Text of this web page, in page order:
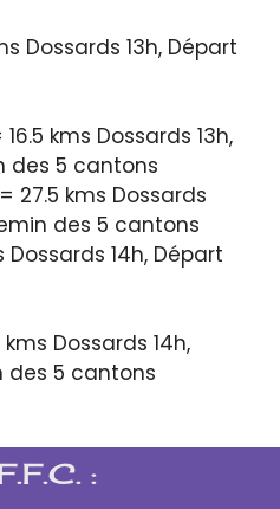
Dossards 13h, Départ
16.5 kms Dossards 13h,
des 5 cantons
27.5 kms Dossards
des 5 cantons
Dossards 14h, Départ
kms Dossards 14h,
des 5 cantons
: